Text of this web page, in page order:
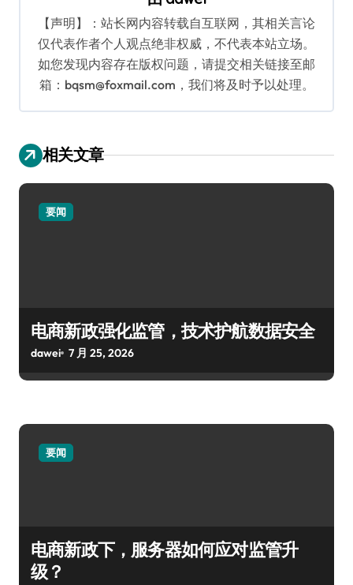
【声明】：站长网内容转载自互联网，其相关言论
仅代表作者个人观点绝非权威，不代表本站立场。
如您发现内容存在版权问题，请提交相关链接至邮
箱：bqsm@foxmail.com，我们将及时予以处理。
相关文章
要闻
电商新政强化监管，技术护航数据安全
dawei 7 月 25, 2026
要闻
电商新政下，服务器如何应对监管升
级？